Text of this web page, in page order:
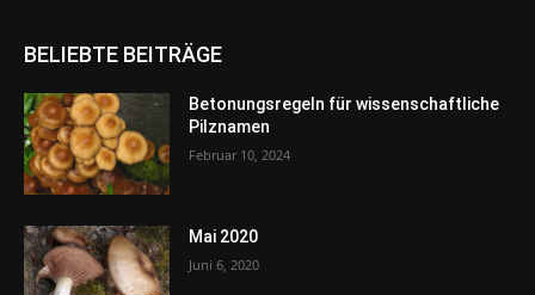
BELIEBTE BEITRÄGE
Betonungsregeln für wissenschaftliche
Pilznamen
Februar 10, 2024
Mai 2020
Juni 6, 2020